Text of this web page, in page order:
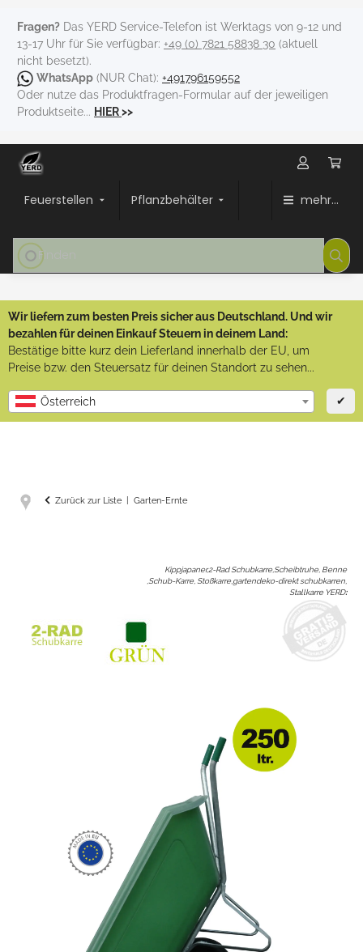
Fragen? Das YERD Service-Telefon ist Werktags von 9-12 und
13-17 Uhr für Sie verfügbar: +49 (0) 7821 58838 30 (aktuell
nicht besetzt).
WhatsApp (NUR Chat): +491796159552
Oder nutze das Produktfragen-Formular auf der jeweiligen
Produktseite... HIER>>
Feuerstellen Pflanzbehälter mehr...
Wir liefern zum besten Preis sicher aus Deutschland. Und wir
bezahlen für deinen Einkauf Steuern in deinem Land:
Bestätige bitte kurz dein Lieferland innerhalb der EU, um
Preise bzw. den Steuersatz für deinen Standort zu sehen...
Österreich ✔
Zurück zur Liste Garten-Ernte
Kippjapaner,2-Rad Schubkarre,Scheibtruhe, Benne
,Schub-Karre, Stoßkarre,gartendeko-direkt schubkarren,
Stallkarre YERD: